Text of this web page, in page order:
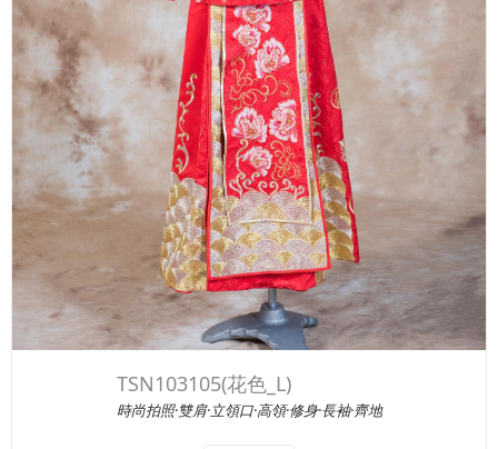
TSN103105(花色_L)
時尚拍照·雙肩·立領口·高領·修身·長袖·齊地